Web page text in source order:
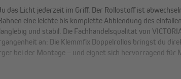
das Licht jederzeit im Griff. Der Rollostoff ist
eine leichte bis komplette Abblendung des
und stabil. Die Fachhandelsqualität von
an: Die Klemmfix Doppelrollos bringst du
bei der Montage – und eignet sich hervorragend für